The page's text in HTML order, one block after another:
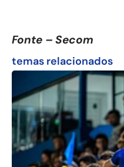
Fonte – Secom
temas relacionados